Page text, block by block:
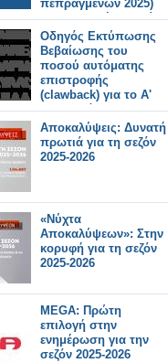
πεπραγμένων 2025)
της Κυριακή 5 Ιουλίου
2026.
Οδηγός Εκτύπωσης
Βεβαίωσης του
ποσού αυτόματης
επιστροφής
(clawback) για το Α'
και Β' εξάμηνο 2025
Αποκαλύψεις: Δυνατή
πρωτιά για τη σεζόν
2025-2026
«Νύχτα
Αποκαλύψεων»: Στην
κορυφή για τη σεζόν
2025-2026
MEGA: Πρώτη
επιλογή στην
ενημέρωση για την
σεζόν 2025-2026